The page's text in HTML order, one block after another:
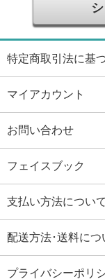
特定商取引法に基
マイアカウント
お問い合わせ
フェイスブック
支払い方法について
配送方法･送料につ
プライバシーポリ